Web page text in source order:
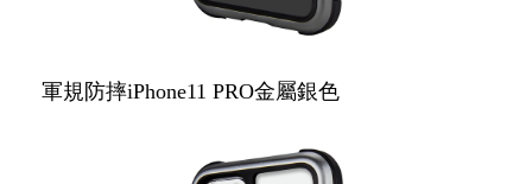
軍規防摔iPhone11 PRO金屬銀色